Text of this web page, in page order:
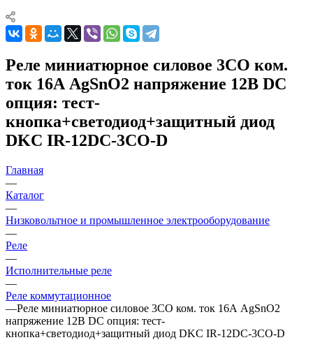
Реле миниатюрное силовое 3CO ком.
ток 16А AgSnO2 напряжение 12В DC
опция: тест-
кнопка+светодиод+защитный диод
DKC IR-12DC-3CO-D
Главная
—
Каталог
—
Низковольтное и промышленное электрооборудование
—
Реле
—
Исполнительные реле
—
Реле коммутационное
—Реле миниатюрное силовое 3CO ком. ток 16А AgSnO2
напряжение 12В DC опция: тест-
кнопка+светодиод+защитный диод DKC IR-12DC-3CO-D